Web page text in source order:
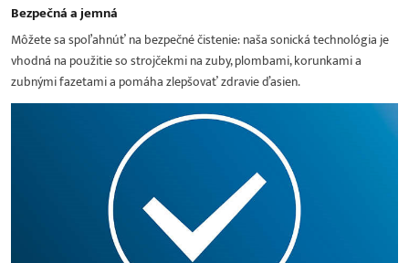
Bezpečná a jemná
Môžete sa spoľahnúť na bezpečné čistenie: naša sonická technológia je
vhodná na použitie so strojčekmi na zuby, plombami, korunkami a
zubnými fazetami a pomáha zlepšovať zdravie ďasien.